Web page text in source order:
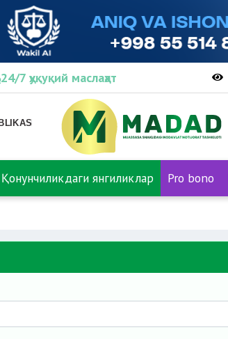
24/7 ҳуқуқий маслаҳат
Қонунчиликдаги янгиликлар Pro bono